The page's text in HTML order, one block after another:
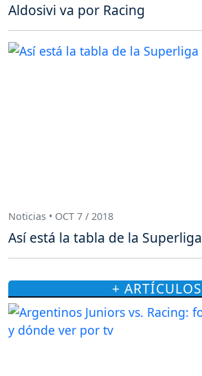
Aldosivi va por Racing
Noticias • OCT 7 / 2018
Así está la tabla de la Superliga
+ ARTÍCULOS